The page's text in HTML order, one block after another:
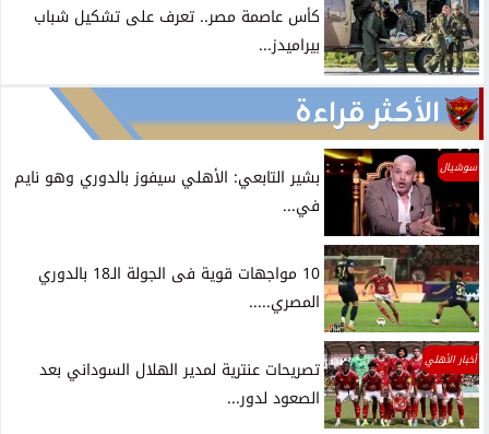
كأس عاصمة مصر.. تعرف على تشكيل شباب
بيراميدز...
الأكثر قراءة
سوشيال
بشير التابعي: الأهلي سيفوز بالدوري وهو نايم
في...
10 مواجهات قوية فى الجولة الـ18 بالدوري
المصري.....
أخبار الأهلي
تصريحات عنترية لمدير الهلال السوداني بعد
الصعود لدور...